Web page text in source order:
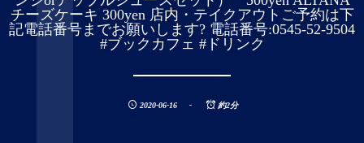
チーズケーキ 300yen 店内・テイクアウトご予約は下
記電話番号までお願いします? 電話番号:0545-52-9504
#ブックカフェ #ドリンク
2020-06-16 約2分